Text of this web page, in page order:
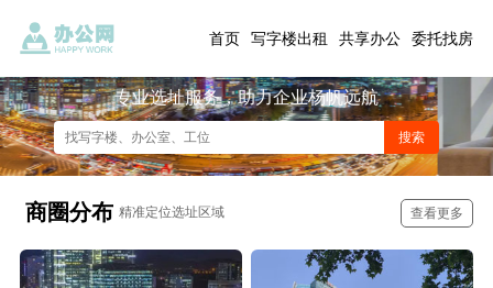
首页 写字楼出租 共享办公 委托找房
专业选址服务，助力企业杨帆远航
商圈分布 精准定位选址区域 查看更多